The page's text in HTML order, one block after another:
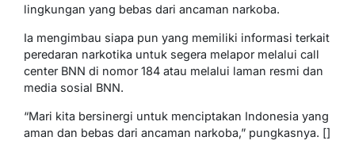
lingkungan yang bebas dari ancaman narkoba.
Ia mengimbau siapa pun yang memiliki informasi terkait
peredaran narkotika untuk segera melapor melalui call
center BNN di nomor 184 atau melalui laman resmi dan
media sosial BNN.
“Mari kita bersinergi untuk menciptakan Indonesia yang
aman dan bebas dari ancaman narkoba,” pungkasnya. []